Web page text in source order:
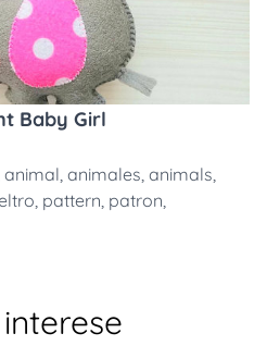
Baby Girl
animal, animales, animals,
, pattern, patron,